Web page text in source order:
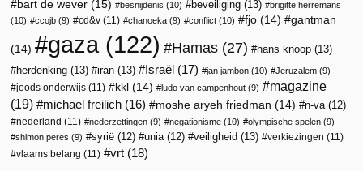
bart de wever (15) besnijdenis (10) beveiliging (13)
brigitte herremans
(10)
ccojb (9) cd&v (11) chanoeka (9) conflict (10) fjo (14) gantman
(14) gaza (122) Hamas (27) hans knoop (13)
herdenking (13) iran (13) Israël (17) jan jambon (10) Jeruzalem (9)
joods onderwijs (11) kkl (14) ludo van campenhout (9)
magazine
(19)
michael freilich (16) moshe aryeh friedman (14) n-va (12)
nederland (11) nederzettingen (9) negationisme (10) olympische spelen (9)
shimon peres (9) syrië (12) unia (12) veiligheid (13) verkiezingen (11)
vlaams belang (11) vrt (18)